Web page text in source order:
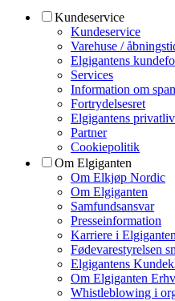
Kundeservice
Kundeservice
Varehuse /
Elgigantens
Services
Information om
Fortrydelsesret
Elgigantens
Partner
Cookiepolitik
Om Elgiganten
Om Elkjøp Nordic
Om Elgiganten
Samfundsansvar
Presseinformation
Karriere i
Fødevarestyrelsen
Elgigantens
Om Elgiganten
Whistleblowing i